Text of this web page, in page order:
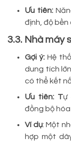
Ưu tiên:
định, độ bền
3.3. Nhà máy
Gợi ý:Hệ
dung tích
có thể kết
Ưu tiên: Tự
đồng bộ
Ví dụ: Một
hợp một